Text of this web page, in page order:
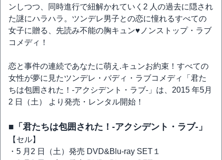
ンしつつ、同時進行で紐解かれていく2 人の過去に隠され
た謎にハラハラ。ツンデレ男子との恋に憧れるすべての
女子に贈る、先読み不能の胸キュン♥ノンストップ・ラブ
コメディ！
恋と事件の連続であなたに萌え.キュンお約束！すべての
女性が夢に見たツンデレ・バディ・ラブコメディ「君た
ちは包囲された！-アクシデント・ラブ-」は、2015 年5月
2 日（土） より発売・レンタル開始！
■「君たちは包囲された！-アクシデント・ラブ-」
【セル】
・5 月2 日（土）発売 DVD&Blu-ray SET１